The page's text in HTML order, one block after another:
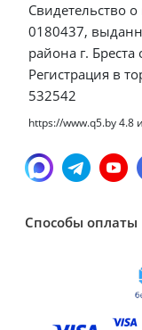
Свидетельство
0180437,
района г. Бреста
Регистрация в
532542
https://www.q5.by4.8
Способы оплаты